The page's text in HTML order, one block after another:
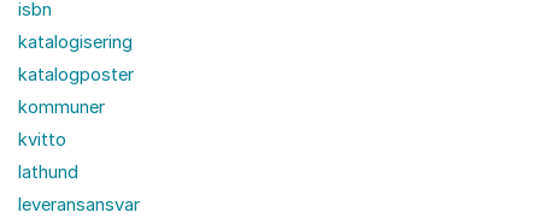
isbn
katalogisering
katalogposter
kommuner
kvitto
lathund
leveransansvar